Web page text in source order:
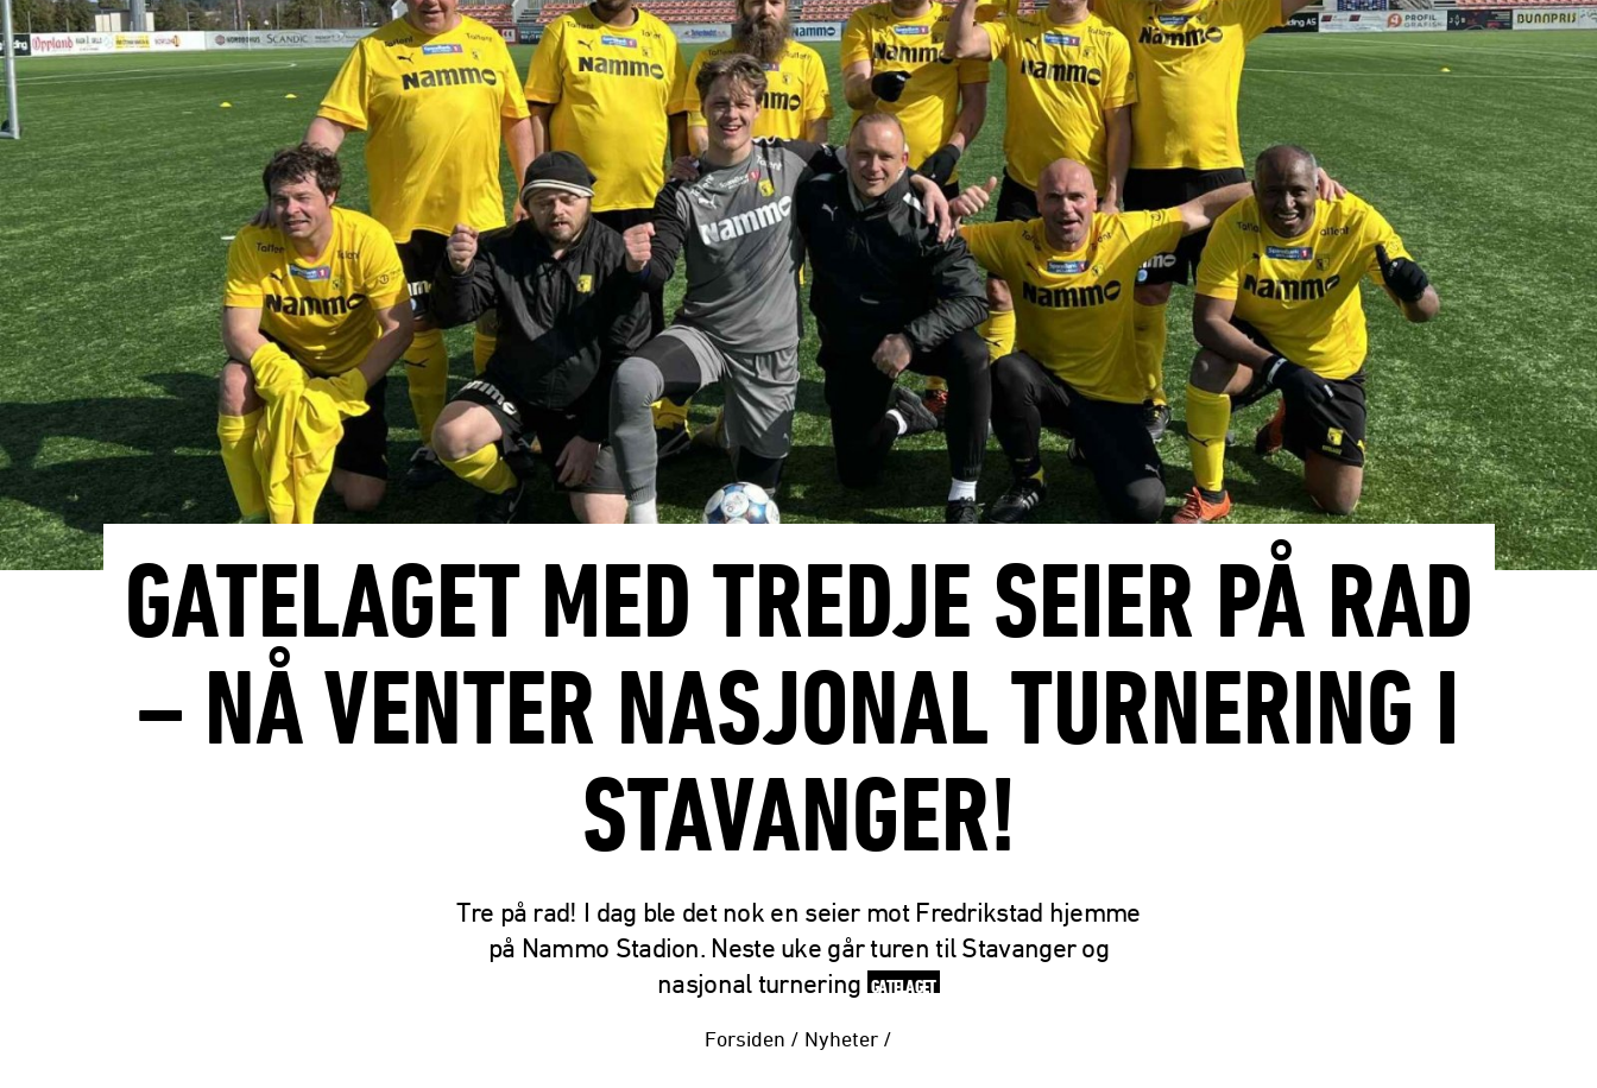
GATELAGET MED TREDJE SEIER PÅ RAD
– NÅ VENTER NASJONAL TURNERING I
STAVANGER!
Tre på rad! I dag ble det nok en seier mot Fredrikstad hjemme
på Nammo Stadion. Neste uke går turen til Stavanger og
nasjonal turnering GATELAGET
Forsiden / Nyheter /